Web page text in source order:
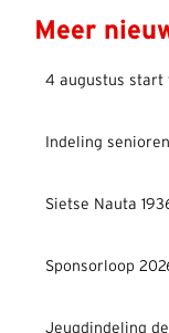
Meer
4 augustus start
Indeling
Sietse Nauta
Sponsorloop
Jeugdindeling